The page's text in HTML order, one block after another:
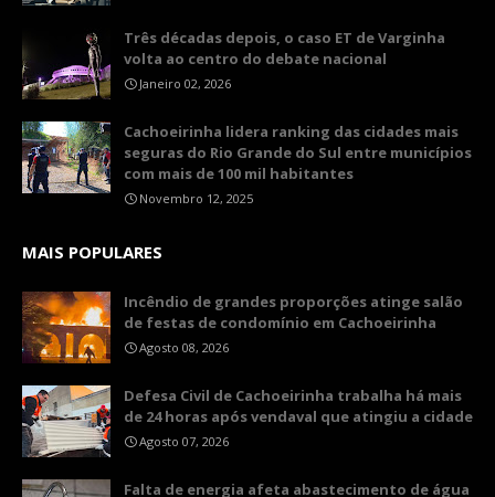
Três décadas depois, o caso ET de Varginha
volta ao centro do debate nacional
Janeiro 02, 2026
Cachoeirinha lidera ranking das cidades mais
seguras do Rio Grande do Sul entre municípios
com mais de 100 mil habitantes
Novembro 12, 2025
MAIS POPULARES
Incêndio de grandes proporções atinge salão
de festas de condomínio em Cachoeirinha
Agosto 08, 2026
Defesa Civil de Cachoeirinha trabalha há mais
de 24 horas após vendaval que atingiu a cidade
Agosto 07, 2026
Falta de energia afeta abastecimento de água